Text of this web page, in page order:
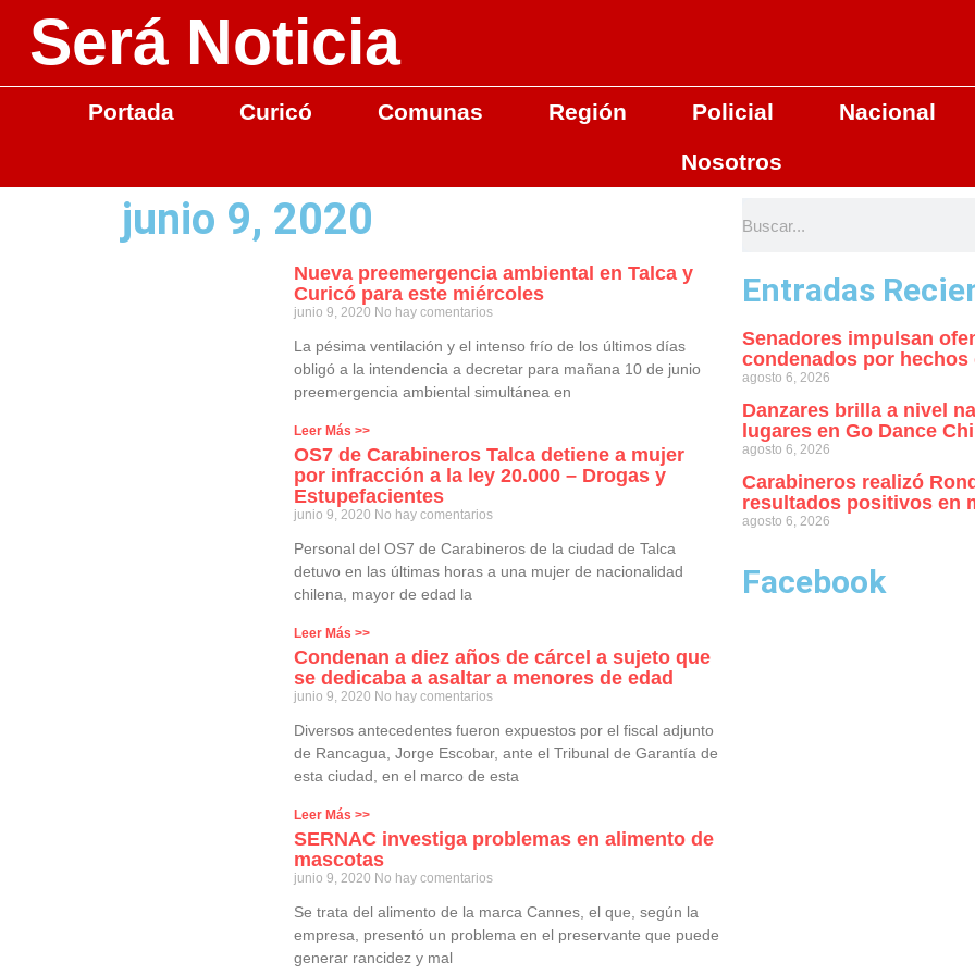
Será Noticia
Portada Curicó Comunas Región Policial Nacional
Nosotros
junio 9, 2020
Nueva preemergencia ambiental en Talca y
Curicó para este miércoles
junio 9, 2020 No hay comentarios
La pésima ventilación y el intenso frío de los últimos días
obligó a la intendencia a decretar para mañana 10 de junio
preemergencia ambiental simultánea en
Leer Más >>
OS7 de Carabineros Talca detiene a mujer
por infracción a la ley 20.000 – Drogas y
Estupefacientes
junio 9, 2020 No hay comentarios
Personal del OS7 de Carabineros de la ciudad de Talca
detuvo en las últimas horas a una mujer de nacionalidad
chilena, mayor de edad la
Leer Más >>
Condenan a diez años de cárcel a sujeto que
se dedicaba a asaltar a menores de edad
junio 9, 2020 No hay comentarios
Diversos antecedentes fueron expuestos por el fiscal adjunto
de Rancagua, Jorge Escobar, ante el Tribunal de Garantía de
esta ciudad, en el marco de esta
Leer Más >>
SERNAC investiga problemas en alimento de
mascotas
junio 9, 2020 No hay comentarios
Se trata del alimento de la marca Cannes, el que, según la
empresa, presentó un problema en el preservante que puede
generar rancidez y mal
Entradas
Senadores impulsan
condenados por hechos
agosto 6, 2026
Danzares brilla a nivel
lugares en Go Dance
agosto 6, 2026
Carabineros realizó
resultados positivos en
agosto 6, 2026
Facebook